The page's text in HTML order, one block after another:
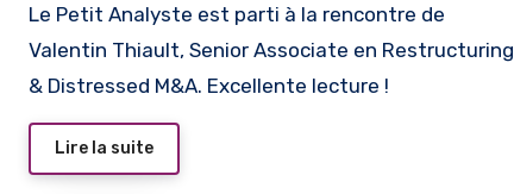
Le Petit Analyste est parti à la rencontre de
Valentin Thiault, Senior Associate en Restructuring
& Distressed M&A. Excellente lecture !
Lire la suite